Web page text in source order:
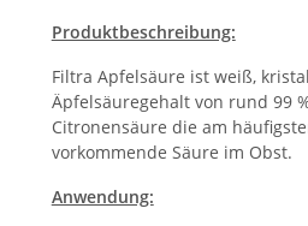
Produktbeschreibung:
Filtra Apfelsäure ist weiß,
Äpfelsäuregehalt von rund 99
Citronensäure die am
vorkommende Säure im Obst.
Anwendung: